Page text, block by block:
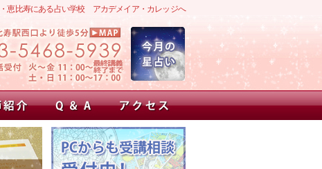
恵比寿にある占い学校 アカデメイア・カレッジへ